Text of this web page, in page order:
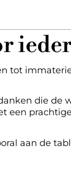
tot
die de
een
aan de